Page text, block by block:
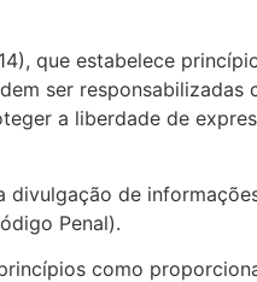
que estabelece
ser responsabilizadas
a liberdade de
divulgação de
Penal).
como